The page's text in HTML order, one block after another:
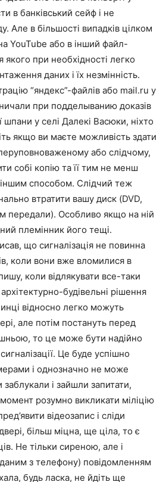
в банківський сейф і не
Але в більшості випадків цілком
YouTube або в інший файл-
якого при необхідності легко
даних і їх незмінність.
“яндекс”-файлів або mail.ru у
при подделыванию доказів
у селі Далекі Васюки, ніхто
якщо ви маєте можливість здати
або слідчому,
собі копію та її тим не менш
іншим способом. Слідчий теж
втратити вашу диск (DVD,
передали). Особливо якщо на ній
племінник його тещі.
що сигналізація не повинна
коли вони вже вломилися в
коли відлякувати все-таки
будівельні рішення
відносно легко можуть
але потім постануть перед
то це може бути надійно
Це буде успішно
і однозначно не може
заблукали і зайшли запитати,
розумно викликати міліцію
відеозапис і сліди
більш міцна, ще ціла, то є
Не тільки сиреною, але і
з телефону) повідомленням
будь ласка, не йдіть ще